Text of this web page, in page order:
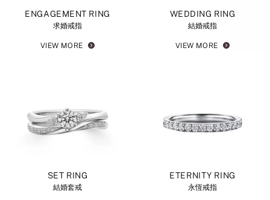
ENGAGEMENT RING
求婚戒指
VIEW MORE
WEDDING RING
結婚戒指
VIEW MORE
SET RING
結婚套戒
ETERNITY RING
永恆戒指